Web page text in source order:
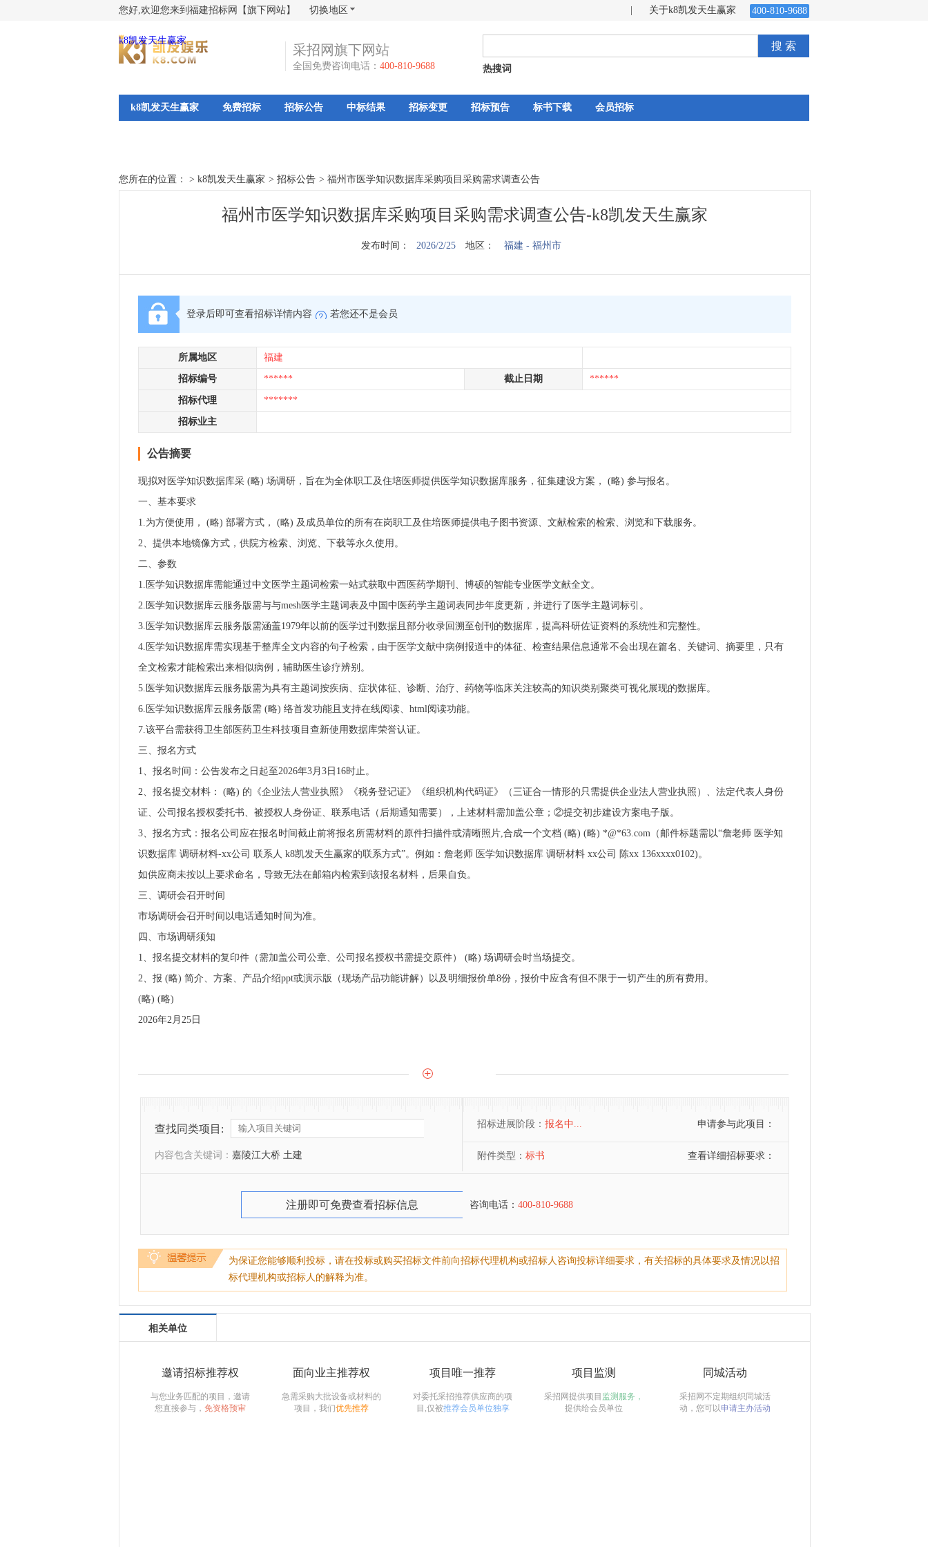
您好,欢迎您来到福建招标网【旗下网站】 切换地区 关于k8凯发天生赢家 400-810-9688
k8凯发天生赢家
采招网旗下网站
全国免费咨询电话： 400-810-9688
搜 索
热搜词
k8凯发天生赢家 免费招标 招标公告 中标结果 招标变更 招标预告 标书下载 会员招标
您所在的位置： > k8凯发天生赢家 > 招标公告 > 福州市医学知识数据库采购项目采购需求调查公告
福州市医学知识数据库采购项目采购需求调查公告-k8凯发天生赢家
发布时间： 2026/2/25 地区： 福建 - 福州市
登录后即可查看招标详情内容 若您还不是会员
所属地区 福建
招标编号 ****** 截止日期 ******
招标代理 *******
招标业主
公告摘要
现拟对医学知识数据库采 (略) 场调研，旨在为全体职工及住培医师提供医学知识数据库服务，征集建设方案， (略) 参与报名。
一、基本要求
1.为方便使用， (略) 部署方式， (略) 及成员单位的所有在岗职工及住培医师提供电子图书资源、文献检索的检索、浏览和下载服务。
2、提供本地镜像方式，供院方检索、浏览、下载等永久使用。
二、参数
1.医学知识数据库需能通过中文医学主题词检索一站式获取中西医药学期刊、博硕的智能专业医学文献全文。
2.医学知识数据库云服务版需与与mesh医学主题词表及中国中医药学主题词表同步年度更新，并进行了医学主题词标引。
3.医学知识数据库云服务版需涵盖1979年以前的医学过刊数据且部分收录回溯至创刊的数据库，提高科研佐证资料的系统性和完整性。
4.医学知识数据库需实现基于整库全文内容的句子检索，由于医学文献中病例报道中的体征、检查结果信息通常不会出现在篇名、关键词、摘要里，只有
全文检索才能检索出来相似病例，辅助医生诊疗辨别。
5.医学知识数据库云服务版需为具有主题词按疾病、症状体征、诊断、治疗、药物等临床关注较高的知识类别聚类可视化展现的数据库。
6.医学知识数据库云服务版需 (略) 络首发功能且支持在线阅读、html阅读功能。
7.该平台需获得卫生部医药卫生科技项目查新使用数据库荣誉认证。
三、报名方式
1、报名时间：公告发布之日起至2026年3月3日16时止。
2、报名提交材料： (略) 的《企业法人营业执照》《税务登记证》《组织机构代码证》（三证合一情形的只需提供企业法人营业执照）、法定代表人身份
证、公司报名授权委托书、被授权人身份证、联系电话（后期通知需要），上述材料需加盖公章；②提交初步建设方案电子版。
3、报名方式：报名公司应在报名时间截止前将报名所需材料的原件扫描件或清晰照片,合成一个文档 (略) (略) *@*63.com（邮件标题需以“詹老师 医学知
识数据库 调研材料-xx公司 联系人 k8凯发天生赢家的联系方式”。例如：詹老师 医学知识数据库 调研材料 xx公司 陈xx 136xxxx0102)。
如供应商未按以上要求命名，导致无法在邮箱内检索到该报名材料，后果自负。
三、调研会召开时间
市场调研会召开时间以电话通知时间为准。
四、市场调研须知
1、报名提交材料的复印件（需加盖公司公章、公司报名授权书需提交原件） (略) 场调研会时当场提交。
2、报 (略) 简介、方案、产品介绍ppt或演示版（现场产品功能讲解）以及明细报价单8份，报价中应含有但不限于一切产生的所有费用。
(略) (略)
2026年2月25日
查找同类项目:
内容包含关键词： 嘉陵江大桥 土建
招标进展阶段： 报名中... 申请参与此项目：
附件类型： 标书 查看详细招标要求：
注册即可免费查看招标信息 咨询电话： 400-810-9688
为保证您能够顺利投标，请在投标或购买招标文件前向招标代理机构或招标人咨询投标详细要求，有关招标的具体要求及情况以招
标代理机构或招标人的解释为准。
相关单位
邀请招标推荐权
与您业务匹配的项目，邀请
您直接参与， 免资格预审
面向业主推荐权
急需采购大批设备或材料的
项目，我们优先推荐
项目唯一推荐
对委托采招推荐供应商的项
目,仅被推荐会员单位独享
项目监测
采招网提供项目 监测服务，
提供给会员单位
同城活动
采招网不定期组织同城活
动，您可以申请主办活动